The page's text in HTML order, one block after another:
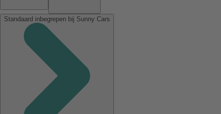
Standaard inbegrepen bij Sunny Cars